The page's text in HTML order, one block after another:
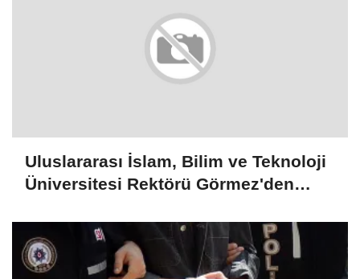
Uluslararası İslam, Bilim ve Teknoloji
Üniversitesi Rektörü Görmez'den